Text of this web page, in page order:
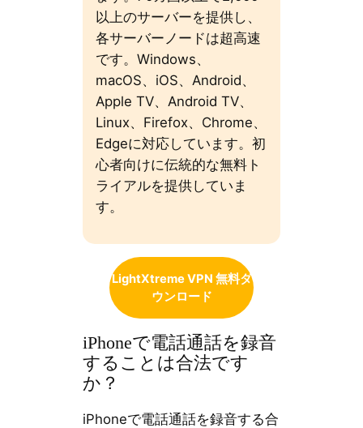
以上のサーバーを提供し、
各サーバーノードは超高速
です。Windows、
macOS、iOS、Android、
Apple TV、Android TV、
Linux、Firefox、Chrome、
Edgeに対応しています。初
心者向けに伝統的な無料ト
ライアルを提供していま
す。
LightXtreme VPN 無料ダ
ウンロード
iPhoneで電話通話を録音
することは合法です
か？
iPhoneで電話通話を録音する合